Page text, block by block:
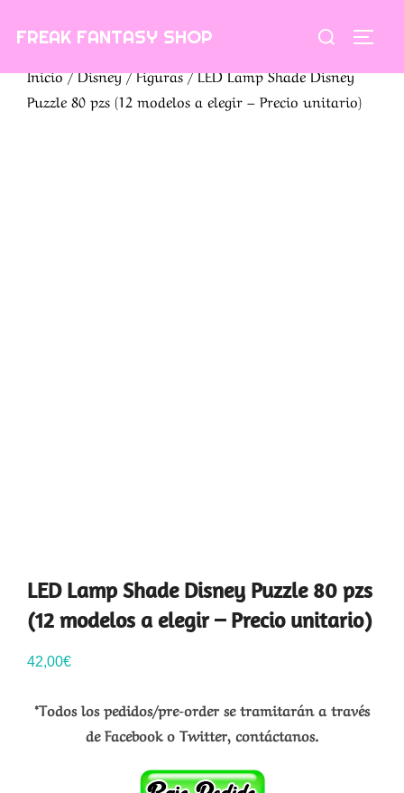
FREAK FANTASY SHOP Buscar:
Inicio/Disney/Figuras/ LED Lamp Shade Disney
Puzzle 80 pzs (12 modelos a elegir – Precio unitario)
LED Lamp Shade Disney Puzzle 80 pzs
(12 modelos a elegir – Precio unitario)
42,00€
*Todos los pedidos/pre-order se tramitarán a través
de Facebook o Twitter, contáctanos.